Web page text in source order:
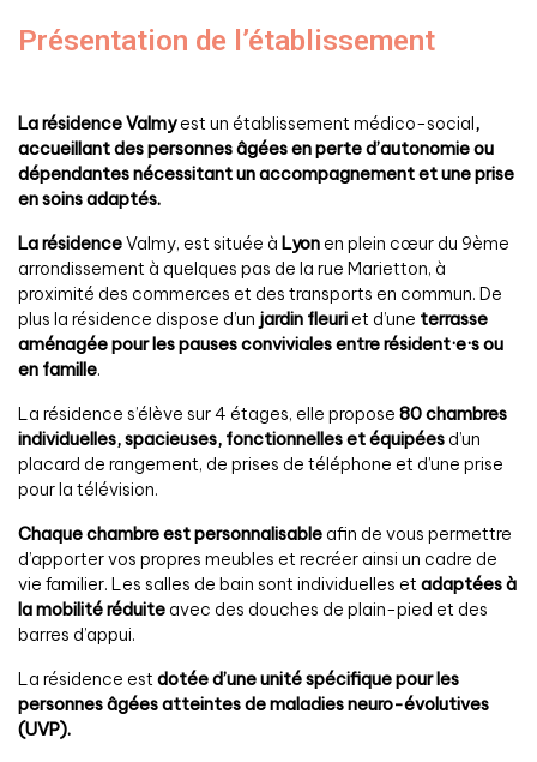
Présentation de l’établissement
La résidence Valmyest un établissement médico-social,
accueillant des personnes âgées en perte d’autonomie ou
dépendantes nécessitant un accompagnement et une prise
en soins adaptés.
La résidenceValmy, est située à Lyon en plein cœur du 9ème
arrondissement à quelques pas de la rue Marietton, à
proximité des commerces et des transports en commun. De
plus la résidence dispose d’un jardin fleuri et d’une terrasse
aménagée pour les pauses conviviales entre résident·e·s ou
en famille.
La résidence s’élève sur 4 étages, elle propose 80chambres
individuelles, spacieuses, fonctionnelles et équipées d’un
placard de rangement, de prises de téléphone et d’une prise
pour la télévision.
Chaque chambre est personnalisable afin de vous permettre
d’apporter vos propres meubles et recréer ainsi un cadre de
vie familier. Les salles de bain sont individuelles et adaptées à
la mobilité réduite avec des douches de plain-pied et des
barres d’appui.
La résidence est dotée d’une unité spécifique pour les
personnes âgées atteintes de maladies neuro-évolutives
(UVP).